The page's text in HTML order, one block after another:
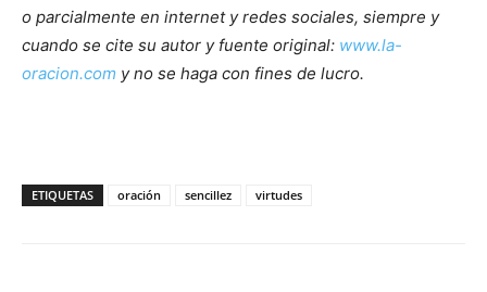
o parcialmente en internet y redes sociales, siempre y
cuando se cite su autor y fuente original: www.la-
oracion.com y no se haga con fines de lucro.
ETIQUETAS oración sencillez virtudes